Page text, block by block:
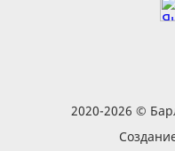
2020-2026 ©